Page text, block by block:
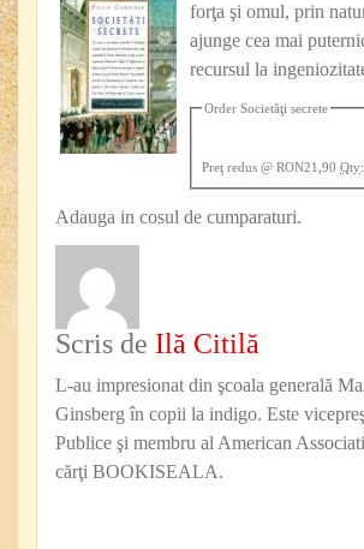
forţa şi omul, prin
ajunge cea mai
recursul la
Order Societăţi secrete
Preţ redus @ RON21,90 Qty:
Adauga in cosul de cumparaturi.
Scris de Ilă Citilă
L-au impresionat din şcoala generală
Ginsberg în copii la indigo. Este
Publice şi membru al American
cărţi BOOKISEALA.